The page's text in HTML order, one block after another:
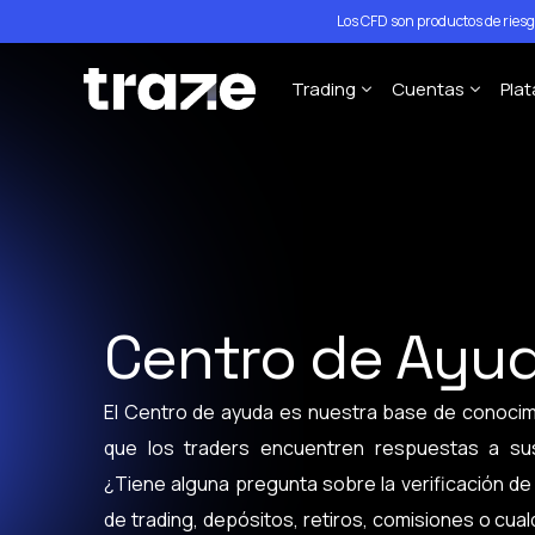
Los CFD son productos de
Trading
Criptomonedas
Especificaciones del
Políticas de
Cuentas
Centro de
El Centro de ayuda es nuestra base de
que los traders encuentren respuestas a
¿Tiene alguna pregunta sobre la verificación
de trading, depósitos, retiros, comisiones o